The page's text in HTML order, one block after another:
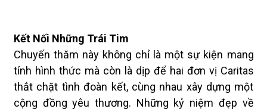
Kết Nối Những Trái Tim
Chuyến thăm này không chỉ là một sự kiện mang
tính hình thức mà còn là dịp để hai đơn vị Caritas
thắt chặt tình đoàn kết, cùng nhau xây dựng một
cộng đồng yêu thương. Những kỷ niệm đẹp về